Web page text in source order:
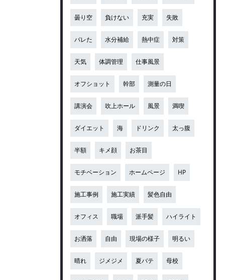
曇り空 負けない 充実 失敗
バレた 水分補給 熱中症 対策
天気 体調管理 仕事風景
オフショット 幹部 測量の日
講演会 吹上ホール 風景 満喫
ダイエット 海 ドリンク 太っ腹
半額 キメ顔 お茶目
モチベーション ホームページ HP
施工事例 施工実績 髪色自由
オフィス 職場 派手髪 ハイライト
お洒落 自由 現場の様子 明るい
晴れ ジメジメ 夏バテ 母校